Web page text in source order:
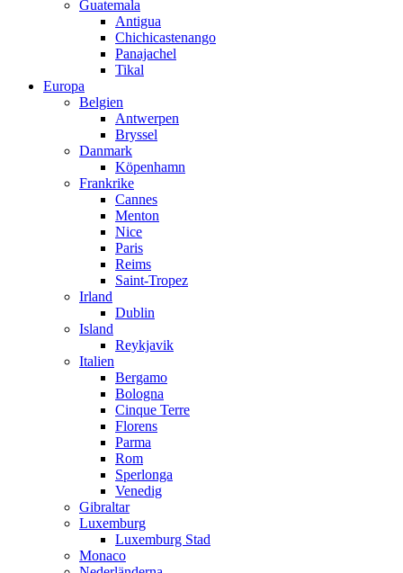
Guatemala
Antigua
Chichicastenango
Panajachel
Tikal
Europa
Belgien
Antwerpen
Bryssel
Danmark
Köpenhamn
Frankrike
Cannes
Menton
Nice
Paris
Reims
Saint-Tropez
Irland
Dublin
Island
Reykjavik
Italien
Bergamo
Bologna
Cinque Terre
Florens
Parma
Rom
Sperlonga
Venedig
Gibraltar
Luxemburg
Luxemburg Stad
Monaco